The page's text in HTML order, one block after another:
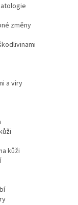
změny
a viry
kůži